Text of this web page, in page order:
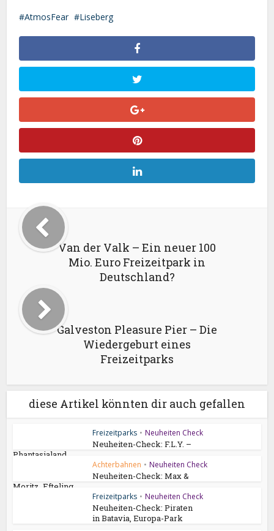
AtmosFear Liseberg
Van der Valk – Ein neuer 100
Mio. Euro Freizeitpark in
Deutschland?
Galveston Pleasure Pier – Die
Wiedergeburt eines
Freizeitparks
diese Artikel könnten dir auch gefallen
Freizeitparks • Neuheiten Check
Neuheiten-Check: F.L.Y. –
Phantasialand
Achterbahnen • Neuheiten Check
Neuheiten-Check: Max &
Moritz, Efteling
Freizeitparks • Neuheiten Check
Neuheiten-Check: Piraten
in Batavia, Europa-Park